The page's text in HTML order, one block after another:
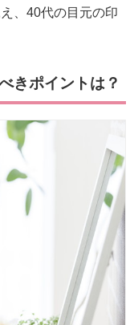
、40代の目元の印
きポイントは？